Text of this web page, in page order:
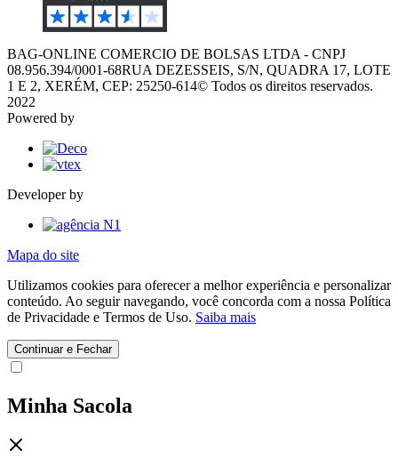
BAG-ONLINE COMERCIO DE BOLSAS LTDA - CNPJ
08.956.394/0001-68RUA DEZESSEIS, S/N, QUADRA 17, LOTE
1 E 2, XERÉM, CEP: 25250-614© Todos os direitos reservados.
2022
Powered by
Developer by
Mapa do site
Utilizamos cookies para oferecer a melhor experiência e personalizar
conteúdo. Ao seguir navegando, você concorda com a nossa Política
de Privacidade e Termos de Uso. Saiba mais
Continuar e Fechar
Minha Sacola